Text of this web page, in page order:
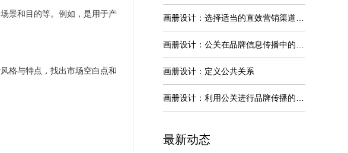
景和目的等。例如，是用于产
格与特点，找出市场空白点和
画册设计：定义公共关系
最新动态